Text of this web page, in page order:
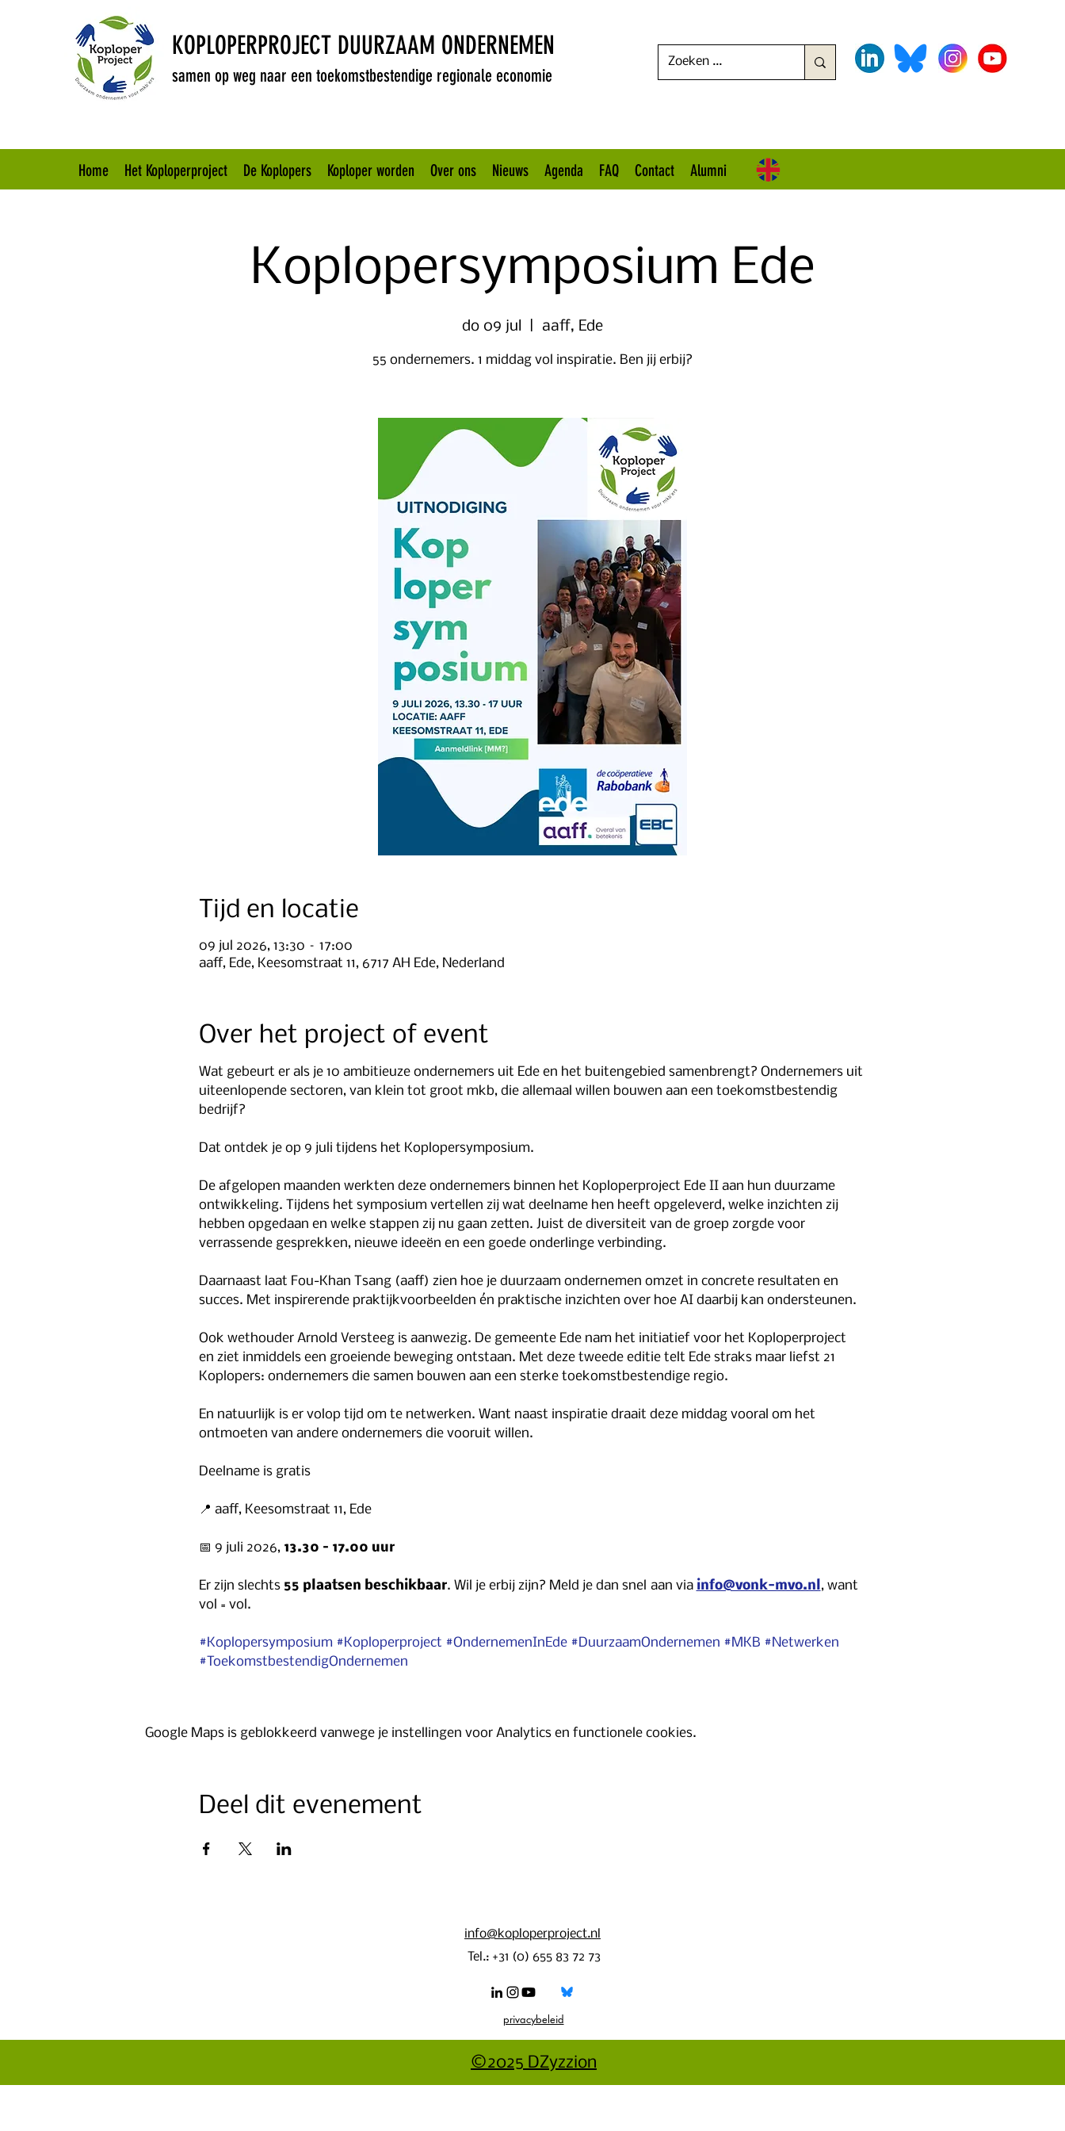
KOPLOPERPROJECT DUURZAAM ONDERNEMEN
samen op weg naar een toekomstbestendige regionale economie
Home Het Koploperproject De Koplopers Koploper worden Over ons Nieuws Agenda FAQ Contact Alumni
Koplopersymposium Ede
do 09 jul aaff, Ede
55 ondernemers. 1 middag vol inspiratie. Ben jij erbij?
Tijd en locatie
09 jul 2026, 13:30 – 17:00
aaff, Ede, Keesomstraat 11, 6717 AH Ede, Nederland
Over het project of event
Wat gebeurt er als je 10 ambitieuze ondernemers uit Ede en het buitengebied samenbrengt? Ondernemers uit
uiteenlopende sectoren, van klein tot groot mkb, die allemaal willen bouwen aan een toekomstbestendig
bedrijf?
Dat ontdek je op 9 juli tijdens het Koplopersymposium.
De afgelopen maanden werkten deze ondernemers binnen het Koploperproject Ede II aan hun duurzame
ontwikkeling. Tijdens het symposium vertellen zij wat deelname hen heeft opgeleverd, welke inzichten zij
hebben opgedaan en welke stappen zij nu gaan zetten. Juist de diversiteit van de groep zorgde voor
verrassende gesprekken, nieuwe ideeën en een goede onderlinge verbinding.
Daarnaast laat Fou-Khan Tsang (aaff) zien hoe je duurzaam ondernemen omzet in concrete resultaten en
succes. Met inspirerende praktijkvoorbeelden én praktische inzichten over hoe AI daarbij kan ondersteunen.
Ook wethouder Arnold Versteeg is aanwezig. De gemeente Ede nam het initiatief voor het Koploperproject
en ziet inmiddels een groeiende beweging ontstaan. Met deze tweede editie telt Ede straks maar liefst 21
Koplopers: ondernemers die samen bouwen aan een sterke toekomstbestendige regio.
En natuurlijk is er volop tijd om te netwerken. Want naast inspiratie draait deze middag vooral om het
ontmoeten van andere ondernemers die vooruit willen.
Deelname is gratis
📍 aaff, Keesomstraat 11, Ede
📅 9 juli 2026, 13.30 – 17.00 uur
Er zijn slechts 55 plaatsen beschikbaar. Wil je erbij zijn? Meld je dan snel aan via info@vonk-mvo.nl, want
vol = vol.
#Koplopersymposium #Koploperproject #OndernemenInEde #DuurzaamOndernemen #MKB #Netwerken
#ToekomstbestendigOndernemen
Google Maps is geblokkeerd vanwege je instellingen voor Analytics en functionele cookies.
Deel dit evenement
info@koploperproject.nl
Tel.: +31 (0) 655 83 72 73
privacybeleid
©2025 DZyzzion